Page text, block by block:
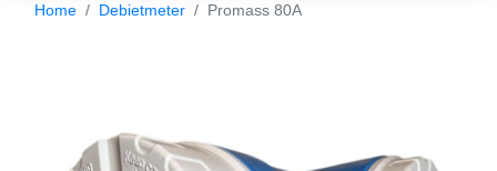
Home Debietmeter Promass 80A